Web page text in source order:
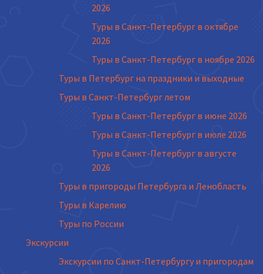
2026
Туры в Санкт-Петербург в октябре
2026
Туры в Санкт-Петербург в ноябре 2026
Туры в Петербург на праздники и выходные
Туры в Санкт-Петербург летом
Туры в Санкт-Петербург в июне 2026
Туры в Санкт-Петербург в июле 2026
Туры в Санкт-Петербург в августе
2026
Туры в пригороды Петербурга и Ленобласть
Туры в Карелию
Туры по России
Экскурсии
Экскурсии по Санкт-Петербургу и пригородам